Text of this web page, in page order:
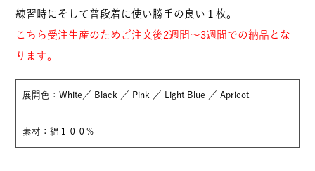
練習時にそして普段着に使い勝手の良い１枚。
こちら受注生産のためご注文後2週間～3週間での納品とな
ります。
展開色：White／ Black ／ Pink ／ Light Blue ／ Apricot
素材：綿１００%